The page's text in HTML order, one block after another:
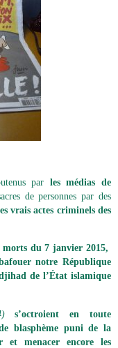
par les médias de
de personnes par des
vrais actes criminels des
du 7 janvier 2015,
notre République
de l’État islamique
s’octroient en toute
blasphème puni de la
et menacer encore les